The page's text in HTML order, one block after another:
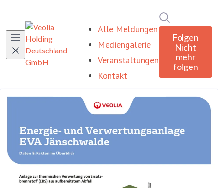
Alle Meldungen
Mediengalerie
Veranstaltungen
Kontakt
Folgen
Nicht
mehr
folgen